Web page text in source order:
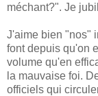
méchant?". Je
J'aime bien "nos"
font depuis qu'on
volume qu'en
la mauvaise foi.
officiels qui